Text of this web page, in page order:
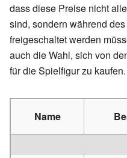
dass diese Preise nicht
sind, sondern während
freigeschaltet werden
auch die Wahl, sich von
für die Spielfigur zu kaufen.
Name